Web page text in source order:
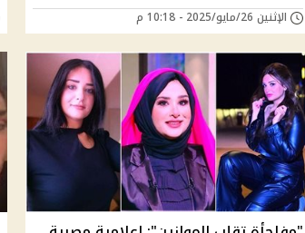
الإثنين 26/مايو/2025 - 10:18 م